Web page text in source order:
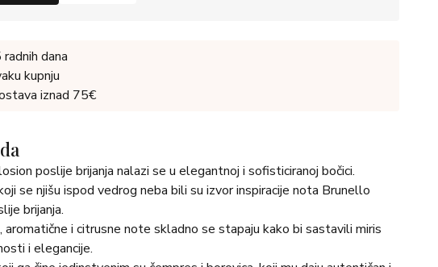
dana
kupnju
iznad 75€
poslije brijanja nalazi se u elegantnoj i sofisticiranoj bočici.
se njišu ispod vedrog neba bili su izvor inspiracije nota Brunello
brijanja.
aromatične i citrusne note skladno se stapaju kako bi sastavili miris
i elegancije.